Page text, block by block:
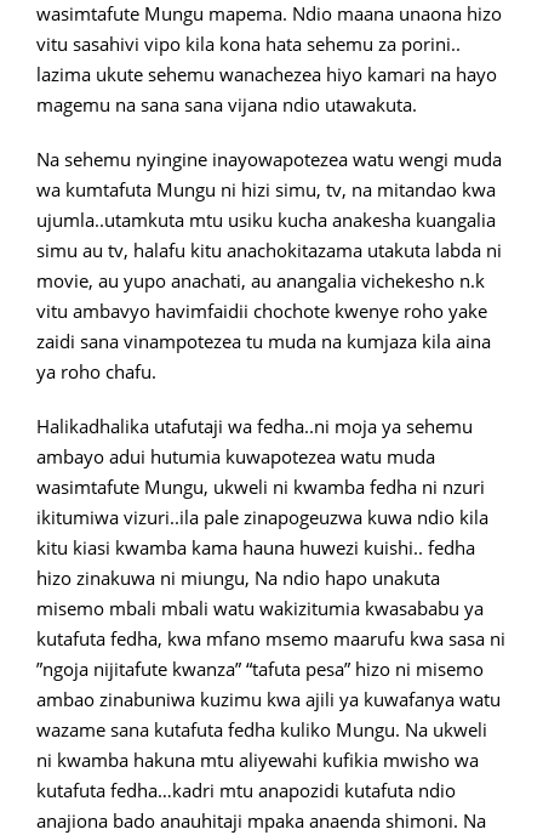
wasimtafute Mungu mapema. Ndio maana unaona hizo
vitu sasahivi vipo kila kona hata sehemu za porini..
lazima ukute sehemu wanachezea hiyo kamari na hayo
magemu na sana sana vijana ndio utawakuta.
Na sehemu nyingine inayowapotezea watu wengi muda
wa kumtafuta Mungu ni hizi simu, tv, na mitandao kwa
ujumla..utamkuta mtu usiku kucha anakesha kuangalia
simu au tv, halafu kitu anachokitazama utakuta labda ni
movie, au yupo anachati, au anangalia vichekesho n.k
vitu ambavyo havimfaidii chochote kwenye roho yake
zaidi sana vinampotezea tu muda na kumjaza kila aina
ya roho chafu.
Halikadhalika utafutaji wa fedha..ni moja ya sehemu
ambayo adui hutumia kuwapotezea watu muda
wasimtafute Mungu, ukweli ni kwamba fedha ni nzuri
ikitumiwa vizuri..ila pale zinapogeuzwa kuwa ndio kila
kitu kiasi kwamba kama hauna huwezi kuishi.. fedha
hizo zinakuwa ni miungu, Na ndio hapo unakuta
misemo mbali mbali watu wakizitumia kwasababu ya
kutafuta fedha, kwa mfano msemo maarufu kwa sasa ni
”ngoja nijitafute kwanza” “tafuta pesa” hizo ni misemo
ambao zinabuniwa kuzimu kwa ajili ya kuwafanya watu
wazame sana kutafuta fedha kuliko Mungu. Na ukweli
ni kwamba hakuna mtu aliyewahi kufikia mwisho wa
kutafuta fedha…kadri mtu anapozidi kutafuta ndio
anajiona bado anauhitaji mpaka anaenda shimoni. Na